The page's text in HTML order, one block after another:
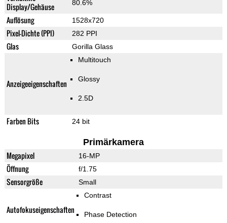
Display/Gehäuse
80.6%
Auflösung 1528x720
Pixel-Dichte (PPI) 282 PPI
Glas Gorilla Glass
Anzeigeeigenschaften
Multitouch
Glossy
2.5D
Farben Bits 24 bit
Primärkamera
Megapixel 16-MP
Öffnung f/1.75
Sensorgröße Small
Autofokuseigenschaften
Contrast
Phase Detection